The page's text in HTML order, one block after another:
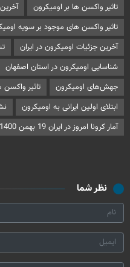
تاثیر واکسن ها بر اومیکرون
تاثیر واکسن های موجود بر سویه
آخرین جزئیات اومیکرون در ایران
شناسایی اومیکرون در استان اصفهان
جهش‌های اومیکرون
تاثیر
ابتلای اولین ایرانی به اومیکرون
آمار کرونا امروز در ایران 19 بهمن 1400
نظر شما